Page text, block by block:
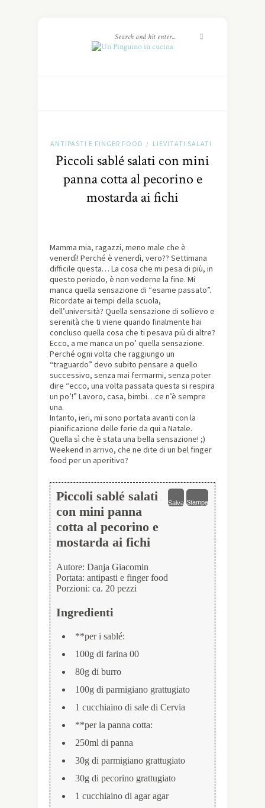
ANTIPASTI E FINGER FOOD / LIEVITATI SALATI
Piccoli sablé salati con mini
panna cotta al pecorino e
mostarda ai fichi
Mamma mia, ragazzi, meno male che è
venerdì! Perché è venerdì, vero?? Settimana
difficile questa… La cosa che mi pesa di più, in
questo periodo, è non vederne la fine. Mi
manca quella sensazione di “esame passato”.
Ricordate ai tempi della scuola,
dell’università? Quella sensazione di sollievo e
serenità che ti viene quando finalmente hai
concluso quella cosa che ti pesava più di altre?
Ecco, a me manca un po’ quella sensazione.
Perché ogni volta che raggiungo un
“traguardo” devo subito pensare a quello
successivo, senza mai fermarmi, senza poter
dire “ecco, una volta passata questa si respira
un po’!” Lavoro, casa, bimbi…ce n’è sempre
una.
Intanto, ieri, mi sono portata avanti con la
pianificazione delle ferie da qui a Natale.
Quella sì che è stata una bella sensazione! ;)
Weekend in arrivo, che ne dite di un bel finger
food per un aperitivo?
Salva Stampa
Piccoli sablé salati
con mini panna
cotta al pecorino e
mostarda ai fichi
Autore: Danja Giacomin
Portata: antipasti e finger food
Porzioni: ca. 20 pezzi
Ingredienti
**per i sablé:
100g di farina 00
80g di burro
100g di parmigiano grattugiato
1 cucchiaino di sale di Cervia
**per la panna cotta:
250ml di panna
30g di parmigiano grattugiato
30g di pecorino grattugiato
1 cucchiaino di agar agar